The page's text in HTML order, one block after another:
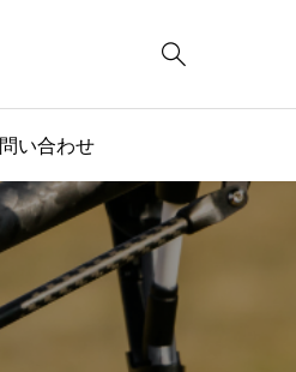

問い合わせ